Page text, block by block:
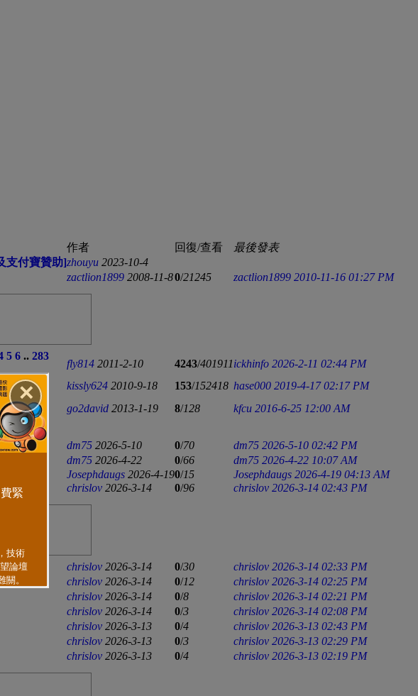
✕
作者 回復/查看
最後發表
支付寶贊助]zhouyu 2023-10-4
zactlion1899 2008-11-80/21245 zactlion1899 2010-11-16 01:27 PM
5 6 .. 283
fly814 2011-2-10 4243/401911ickhinfo 2026-2-11 02:44 PM
kissly624 2010-9-18 153/152418 hase000 2019-4-17 02:17 PM
go2david 2013-1-19 8/128 kfcu 2016-6-25 12:00 AM
dm75 2026-5-10 0/70 dm75 2026-5-10 02:42 PM
dm75 2026-4-22 0/66 dm75 2026-4-22 10:07 AM
Josephdaugs 2026-4-190/15 Josephdaugs 2026-4-19 04:13 AM
chrislov 2026-3-14 0/96 chrislov 2026-3-14 02:43 PM
chrislov 2026-3-14 0/30 chrislov 2026-3-14 02:33 PM
chrislov 2026-3-14 0/12 chrislov 2026-3-14 02:25 PM
chrislov 2026-3-14 0/8 chrislov 2026-3-14 02:21 PM
chrislov 2026-3-14 0/3 chrislov 2026-3-14 02:08 PM
chrislov 2026-3-13 0/4 chrislov 2026-3-13 02:43 PM
chrislov 2026-3-13 0/3 chrislov 2026-3-13 02:29 PM
chrislov 2026-3-13 0/4 chrislov 2026-3-13 02:19 PM